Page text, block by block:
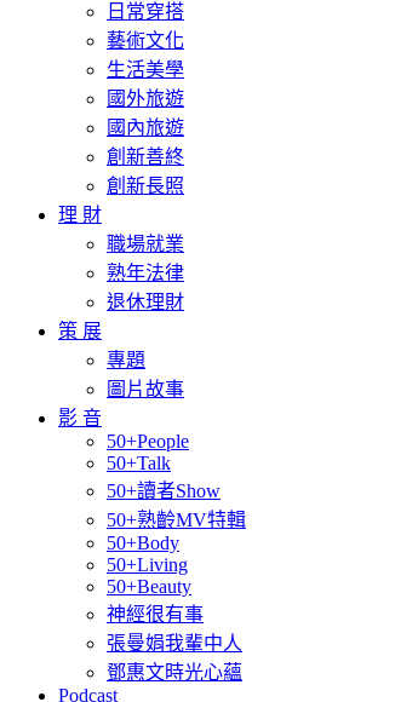
日常穿搭
藝術文化
生活美學
國外旅遊
國內旅遊
創新善終
創新長照
理 財
職場就業
熟年法律
退休理財
策 展
專題
圖片故事
影 音
50+People
50+Talk
50+讀者Show
50+熟齡MV特輯
50+Body
50+Living
50+Beauty
神經很有事
張曼娟我輩中人
鄧惠文時光心蘊
Podcast